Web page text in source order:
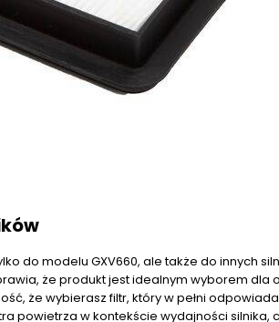
do modelu GXV660, ale także do innych
że produkt jest idealnym wyborem
że wybierasz filtr, który w pełni
powietrza w kontekście wydajności silnika,